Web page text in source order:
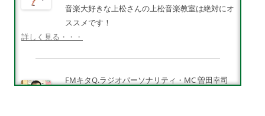
音楽大好きな上松さんの上松音楽教室は絶対にオ
ススメです！
詳しく見る・・・
FMキタQ.ラジオパーソナリティ・MC 曽田幸司